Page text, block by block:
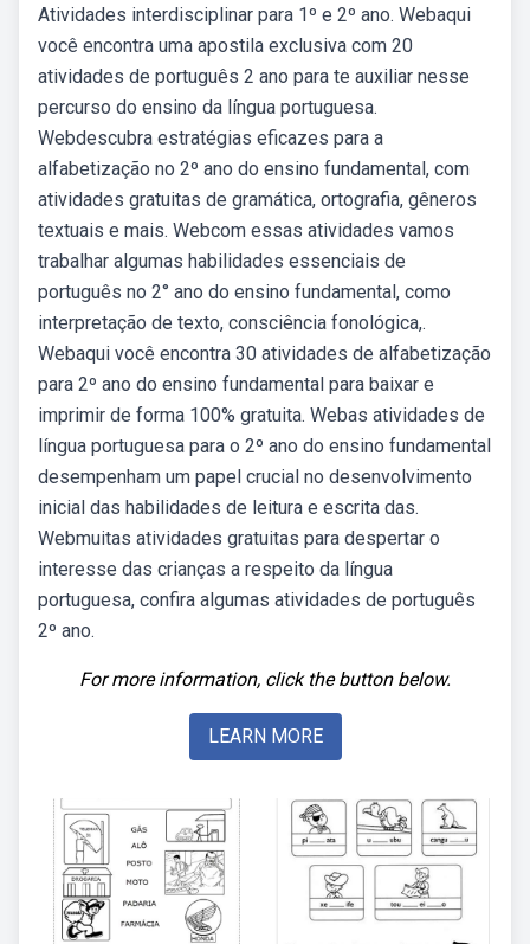
Atividades interdisciplinar para 1º e 2º ano. Webaqui
você encontra uma apostila exclusiva com 20
atividades de português 2 ano para te auxiliar nesse
percurso do ensino da língua portuguesa.
Webdescubra estratégias eficazes para a
alfabetização no 2º ano do ensino fundamental, com
atividades gratuitas de gramática, ortografia, gêneros
textuais e mais. Webcom essas atividades vamos
trabalhar algumas habilidades essenciais de
português no 2° ano do ensino fundamental, como
interpretação de texto, consciência fonológica,.
Webaqui você encontra 30 atividades de alfabetização
para 2º ano do ensino fundamental para baixar e
imprimir de forma 100% gratuita. Webas atividades de
língua portuguesa para o 2º ano do ensino fundamental
desempenham um papel crucial no desenvolvimento
inicial das habilidades de leitura e escrita das.
Webmuitas atividades gratuitas para despertar o
interesse das crianças a respeito da língua
portuguesa, confira algumas atividades de português
2º ano.
For more information, click the button below.
LEARN MORE